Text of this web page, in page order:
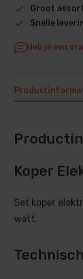
Groot
Snelle
Heb je een
Koper
Set koper
watt.